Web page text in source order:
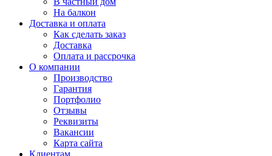
На балкон
Доставка и оплата
Как сделать заказ
Доставка
Оплата и рассрочка
О компании
Производство
Гарантия
Портфолио
Отзывы
Реквизиты
Вакансии
Карта сайта
Клиентам